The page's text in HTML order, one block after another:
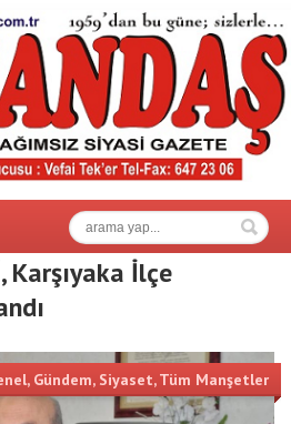
Karşıyaka İlçe
, Gündem, Siyaset,Tüm Manşetler